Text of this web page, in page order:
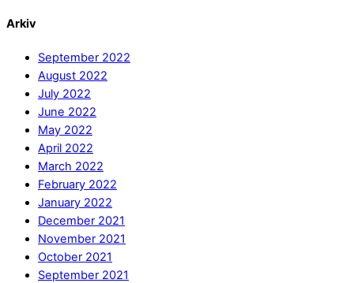
Arkiv
September 2022
August 2022
July 2022
June 2022
May 2022
April 2022
March 2022
February 2022
January 2022
December 2021
November 2021
October 2021
September 2021